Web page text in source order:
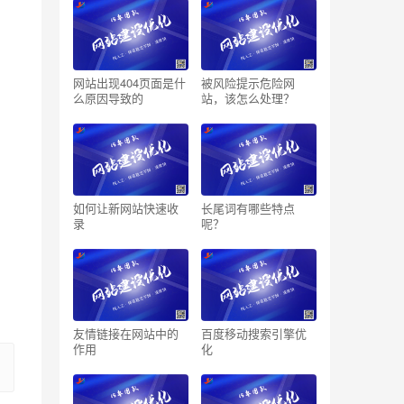
网站出现404页面是什
么原因导致的
被风险提示危险网
站，该怎么处理？
如何让新网站快速收
录
长尾词有哪些特点
呢？
友情链接在网站中的
作用
百度移动搜索引擎优
化